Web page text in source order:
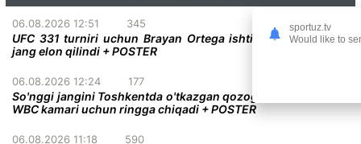
06.08.2026 12:51 345
UFC 331 turniri uchun Brayan Ortega ishtirokidagi qiziqarli
jang elon qilindi + POSTER
06.08.2026 12:24 177
So'nggi jangini Toshkentda o'tkazgan qozog'istonlik bokschi
WBC kamari uchun ringga chiqadi + POSTER
06.08.2026 11:18 590
sportuz.tv
Would like to